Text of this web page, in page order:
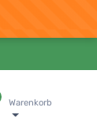
Warenkorb